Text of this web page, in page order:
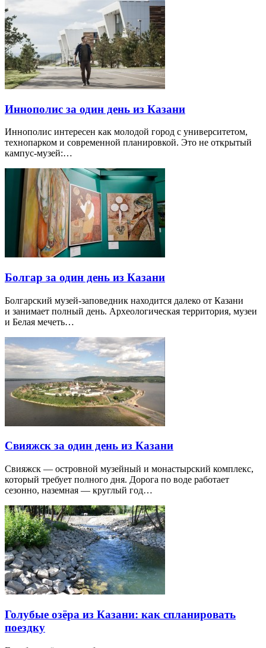
Иннополис за один день из Казани
Иннополис интересен как молодой город с университетом,
технопарком и современной планировкой. Это не открытый
кампус-музей:…
Болгар за один день из Казани
Болгарский музей-заповедник находится далеко от Казани
и занимает полный день. Археологическая территория, музеи
и Белая мечеть…
Свияжск за один день из Казани
Свияжск — островной музейный и монастырский комплекс,
который требует полного дня. Дорога по воде работает
сезонно, наземная — круглый год…
Голубые озёра из Казани: как спланировать
поездку